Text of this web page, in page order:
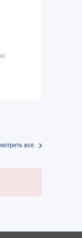
все